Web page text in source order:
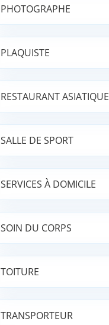
PHOTOGRAPHE
PLAQUISTE
RESTAURANT ASIATIQUE
SALLE DE SPORT
SERVICES À DOMICILE
SOIN DU CORPS
TOITURE
TRANSPORTEUR